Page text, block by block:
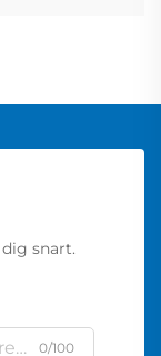
snart.
0/100